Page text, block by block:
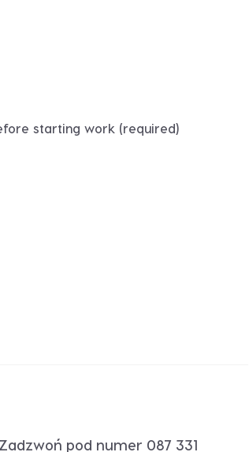
starting work (required)
Zadzwoń pod numer 087 331